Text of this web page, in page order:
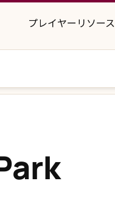
プレイヤーリソース